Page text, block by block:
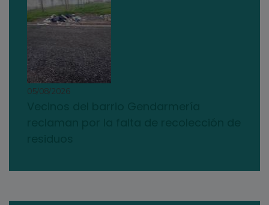
05/08/2026